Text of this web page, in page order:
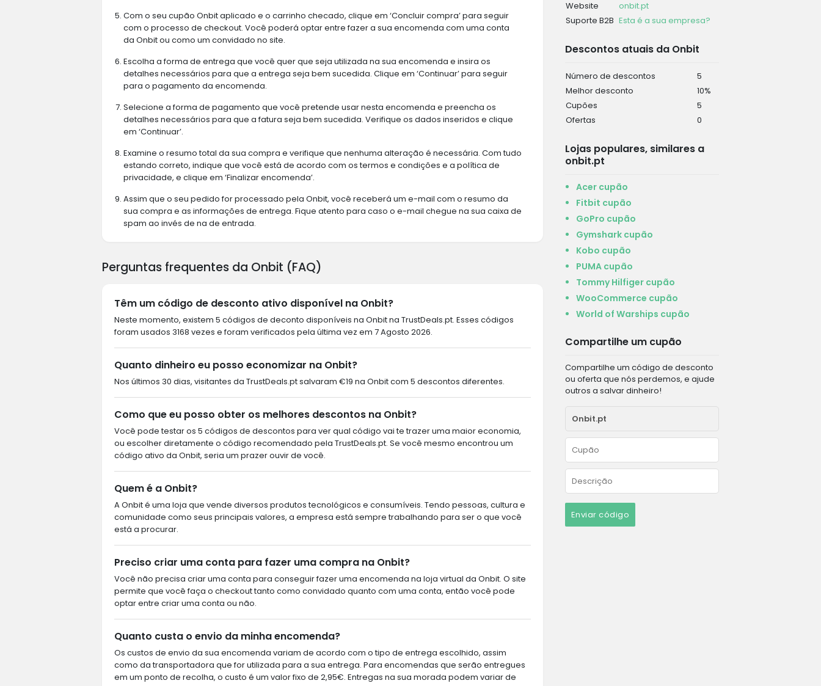
Website
onbit.pt
Suporte B2B Esta é a sua empresa?
Descontos atuais da Onbit
Número de descontos
5
Melhor desconto
10%
Cupões
5
Ofertas
0
Lojas populares, similares a
onbit.pt
Acer cupão
Fitbit cupão
GoPro cupão
Gymshark cupão
Kobo cupão
PUMA cupão
Tommy Hilfiger cupão
WooCommerce cupão
World of Warships cupão
Compartilhe um cupão
Compartilhe um código de desconto
ou oferta que nós perdemos, e ajude
outros a salvar dinheiro!
Enviar código
Com o seu cupão Onbit aplicado e o carrinho checado, clique em ‘Concluir compra’ para seguir
com o processo de checkout. Você poderá optar entre fazer a sua encomenda com uma conta
da Onbit ou como um convidado no site.
Escolha a forma de entrega que você quer que seja utilizada na sua encomenda e insira os
detalhes necessários para que a entrega seja bem sucedida. Clique em ‘Continuar’ para seguir
para o pagamento da encomenda.
Selecione a forma de pagamento que você pretende usar nesta encomenda e preencha os
detalhes necessários para que a fatura seja bem sucedida. Verifique os dados inseridos e clique
em ‘Continuar’.
Examine o resumo total da sua compra e verifique que nenhuma alteração é necessária. Com tudo
estando correto, indique que você está de acordo com os termos e condições e a política de
privacidade, e clique em ‘Finalizar encomenda’.
Assim que o seu pedido for processado pela Onbit, você receberá um e-mail com o resumo da
sua compra e as informações de entrega. Fique atento para caso o e-mail chegue na sua caixa de
spam ao invés de na de entrada.
Perguntas frequentes da Onbit (FAQ)
Têm um código de desconto ativo disponível na Onbit?
Neste momento, existem 5 códigos de deconto disponíveis na Onbit na TrustDeals.pt. Esses códigos
foram usados 3168 vezes e foram verificados pela última vez em 7 Agosto 2026.
Quanto dinheiro eu posso economizar na Onbit?
Nos últimos 30 dias, visitantes da TrustDeals.pt salvaram €19 na Onbit com 5 descontos diferentes.
Como que eu posso obter os melhores descontos na Onbit?
Você pode testar os 5 códigos de descontos para ver qual código vai te trazer uma maior economia,
ou escolher diretamente o código recomendado pela TrustDeals.pt. Se você mesmo encontrou um
código ativo da Onbit, seria um prazer ouvir de você.
Quem é a Onbit?
A Onbit é uma loja que vende diversos produtos tecnológicos e consumíveis. Tendo pessoas, cultura e
comunidade como seus principais valores, a empresa está sempre trabalhando para ser o que você
está a procurar.
Preciso criar uma conta para fazer uma compra na Onbit?
Você não precisa criar uma conta para conseguir fazer uma encomenda na loja virtual da Onbit. O site
permite que você faça o checkout tanto como convidado quanto com uma conta, então você pode
optar entre criar uma conta ou não.
Quanto custa o envio da minha encomenda?
Os custos de envio da sua encomenda variam de acordo com o tipo de entrega escolhido, assim
como da transportadora que for utilizada para a sua entrega. Para encomendas que serão entregues
em um ponto de recolha, o custo é um valor fixo de 2,95€. Entregas na sua morada podem variar de